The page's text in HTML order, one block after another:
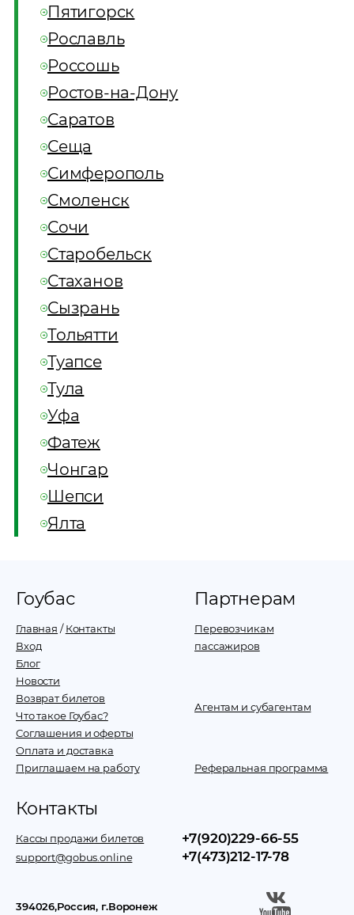
Пятигорск
Рославль
Россошь
Ростов-на-Дону
Саратов
Сеща
Симферополь
Смоленск
Сочи
Старобельск
Стаханов
Сызрань
Тольятти
Туапсе
Тула
Уфа
Фатеж
Чонгар
Шепси
Ялта
Гоубас
Главная /Контакты
Вход
Блог
Новости
Возврат билетов
Что такое Гоубас?
Соглашения и оферты
Оплата и доставка
Приглашаем на работу
Партнерам
Перевозчикам
пассажиров
Агентам и субагентам
Реферальная программа
Контакты
Кассы продажи билетов
support@gobus.online
+7(920)229-66-55
+7(473)212-17-78
394026,Россия, г.Воронеж